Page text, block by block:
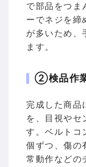
で部品をつま
ーでネジを締
が多いため、
ます。
②検品作
完成した商品
を、目視やセ
す。ベルトコ
個ずつ、傷の
常動作などの